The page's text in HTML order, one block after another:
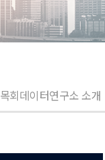
목회데이터연구소 소개